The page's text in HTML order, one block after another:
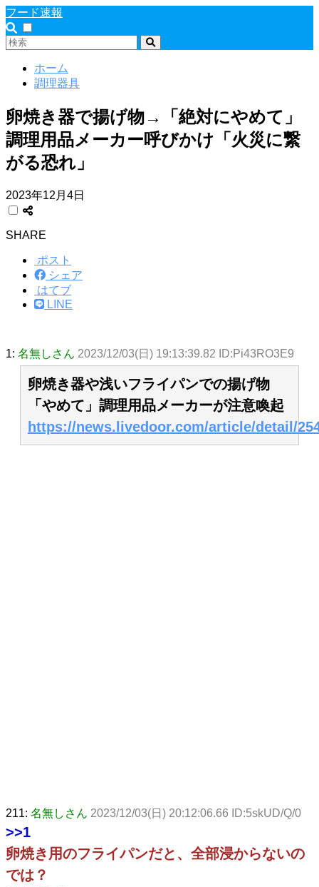
フード速報
ホーム
調理器具
卵焼き器で揚げ物→「絶対にやめて」
調理用品メーカー呼びかけ「火災に繋
がる恐れ」
2023年12月4日
SHARE
ポスト
シェア
はてブ
LINE
1: 名無しさん 2023/12/03(日) 19:13:39.82 ID:Pi43RO3E9
卵焼き器や浅いフライパンでの揚げ物
「やめて」調理用品メーカーが注意喚起
https://news.livedoor.com/article/detail/
211: 名無しさん 2023/12/03(日) 20:12:06.66 ID:5skUD/Q/0
>>1
卵焼き用のフライパンだと、全部浸からないの
では？